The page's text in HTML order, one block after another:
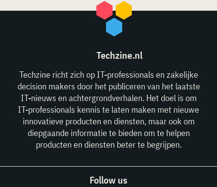
Techzine.nl
Techzine richt zich op IT-professionals en zakelijke
decision makers door het publiceren van het laatste
IT-nieuws en achtergrondverhalen. Het doel is om
IT-professionals kennis te laten maken met nieuwe
innovatieve producten en diensten, maar ook om
diepgaande informatie te bieden om te helpen
producten en diensten beter te begrijpen.
Follow us